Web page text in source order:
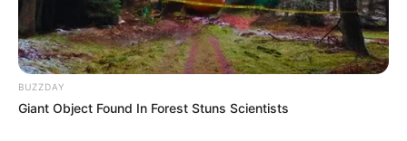
BUZZDAY
Giant Object Found In Forest Stuns Scientists